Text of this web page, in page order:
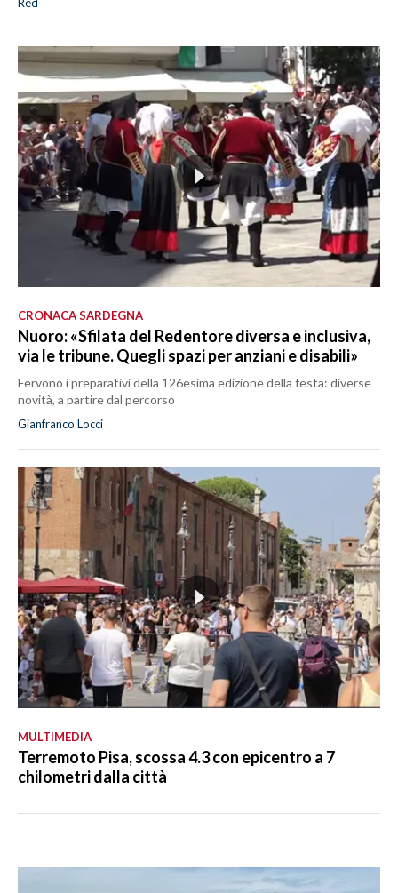
Red
CRONACA SARDEGNA
Nuoro: «Sfilata del Redentore diversa e inclusiva,
via le tribune. Quegli spazi per anziani e disabili»
Fervono i preparativi della 126esima edizione della festa: diverse
novità, a partire dal percorso
Gianfranco Locci
MULTIMEDIA
Terremoto Pisa, scossa 4.3 con epicentro a 7
chilometri dalla città